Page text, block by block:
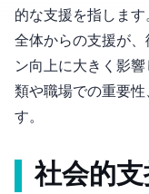
的な支援を指しま
全体からの支援が
ン向上に大きく影
類や職場での重要
す。
社会的